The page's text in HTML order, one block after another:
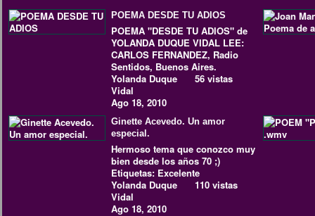
POEMA DESDE TU ADIOS
POEMA "DESDE TU ADIOS" de
YOLANDA DUQUE VIDAL LEE:
CARLOS FERNANDEZ, Radio
Sentidos, Buenos Aires.
Yolanda Duque
Vidal
Ago 18, 2010
56 vistas
Ginette Acevedo. Un amor
especial.
Hermoso tema que conozco muy
bien desde los años 70 ;)
Etiquetas: Excelente
Yolanda Duque
Vidal
Ago 18, 2010
110 vistas